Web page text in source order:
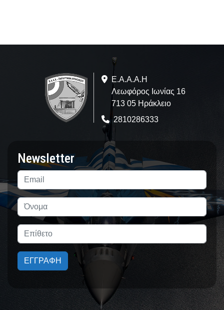
Ε.A.Α.Α.Η
Λεωφόρος Ιωνίας 16
713 05 Ηράκλειο
2810286333
Newsletter
ΕΓΓΡΑΦΗ